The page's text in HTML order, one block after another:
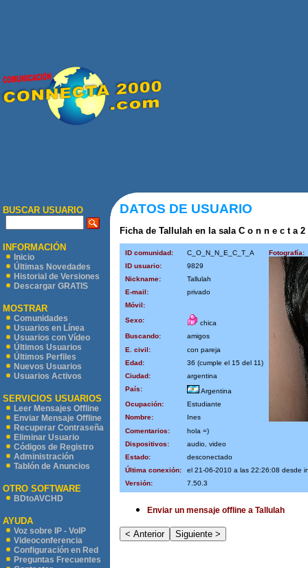
BUSCAR USUARIO
INFORMACIÓN
Inicio
Últimas Novedades
Historial de Versiones
Descargar GRATIS
MOSTRAR
Comunidades
Usuarios en Línea
Usuarios con Vídeo
Últimos Usuarios
Últimos Perfiles
Nuevos Usuarios
Usuarios Activos
SERVICIOS USUARIOS
Leer Mensajes Offline
Enviar Mensaje Offline
Recuperar Contraseña
Eliminar Usuario
Códigos de Registro
Administración
Tablón de Anuncios
OTRO SOFTWARE
BDtoAVCHD
AYUDA
Voz sobre IP - VoIP
Videoconferencia
Configuración en Red
Preguntas Frecuentes
DATOS DE USUARIO
Ficha de Tallulah en la sala C o n n e c t a 2
ID comunidad: C_O_N_N_E_C_T_A
Fotografía:
ID usuario:
9829
Nickname:
Tallulah
E-mail:
privado
Móvil:
Sexo:
chica
Buscando:
amigos
E. civil:
con pareja
Edad:
36 (cumple el 15 del 11)
Ciudad:
argentina
País:
Argentina
Ocupación:
Estudiante
Nombre:
Ines
Comentarios:
hola =)
Dispositivos:
audio, video
Estado:
desconectado
Última conexión:
el 21-06-2010 a las 22:26:08 desde
Versión:
7.50.3
Enviar un mensaje offline a Tallulah